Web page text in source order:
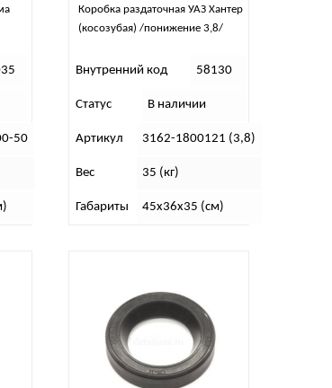
50
Коробка раздаточная УАЗ Хантер
(косозубая) /понижение 3,8/
Внутренний код 58130
Статус В наличии
Артикул 3162-1800121 (3,8)
Вес 35 (кг)
Габариты 45х36х35 (см)